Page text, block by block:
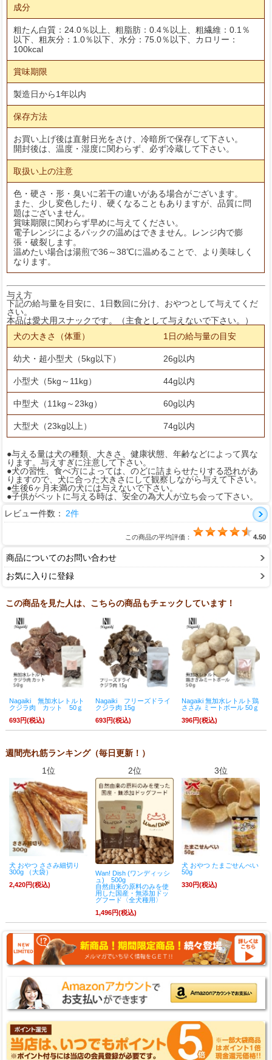
成分
粗たん白質：24.0％以上、粗脂肪：0.4％以上、粗繊維：0.1％
以下、粗灰分：1.0％以下、水分：75.0％以下、カロリー：
100kcal
賞味期限
製造日から1年以内
保存方法
お買い上げ後は直射日光をさけ、冷暗所で保存して下さい。
開封後は、温度・湿度に関わらず、必ず冷蔵して下さい。
取扱い上の注意
色・硬さ・形・臭いに若干の違いがある場合がございます。
また、少し変色したり、硬くなることもありますが、品質に問
題はございません。
賞味期限に関わらず早めに与えてください。
電子レンジによるパックの温めはできません。レンジ内で膨
張・破裂します。
温めたい場合は湯煎で36～38℃に温めることで、より美味しく
なります。
与え方
下記の給与量を目安に、1日数回に分け、おやつとして与えてくだ
さい。
本品は愛犬用スナックです。（主食として与えないで下さい。）
犬の大きさ（体重）
1日の給与量の目安
幼犬・超小型犬（5kg以下） 26g以内
小型犬（5kg～11kg） 44g以内
中型犬（11kg～23kg） 60g以内
大型犬（23kg以上） 74g以内
●与える量は犬の種類、大きさ、健康状態、年齢などによって異な
ります。与えすぎに注意して下さい。
●犬の習性、食べ方によっては、のどに詰まらせたりする恐れがあ
りますので、犬に合った大きさにして観察しながら与えて下さい。
●生後6ヶ月未満の犬には与えないで下さい。
●子供がペットに与える時は、安全の為大人が立ち会って下さい。
レビュー件数：
2件
この商品の平均評価： 4.50
商品についてのお問い合わせ
お気に入りに登録
この商品を見た人は、こちらの商品もチェックしています！
Nagaiki 無加水レトルト
クジラ肉 カット 50ｇ
693円(税込)
Nagaiki フリーズドライ
クジラ肉 15g
693円(税込)
Nagaiki 無加水レトルト鶏
ささみ ミートボール 50ｇ
396円(税込)
週間売れ筋ランキング（毎日更新！）
1位
犬 おやつ ささみ細切り
300g （大袋）
2,420円(税込)
2位
Wan! Dish (ワンディッシ
ュ) 500g
自然由来の原料のみを使
用した国産・無添加ドッ
グフード〈全犬種用〉
1,496円(税込)
3位
犬 おやつ たまごせんべい
50g
330円(税込)